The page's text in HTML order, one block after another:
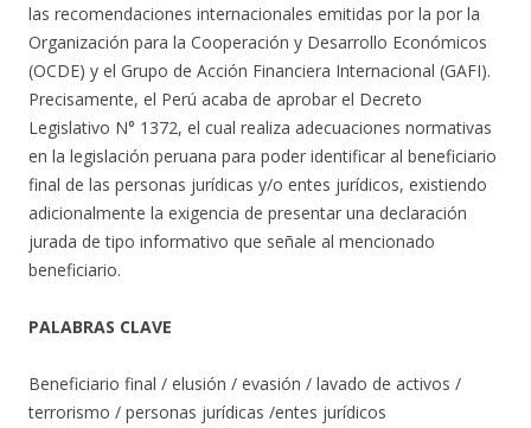
las recomendaciones internacionales emitidas por la por la
Organización para la Cooperación y Desarrollo Económicos
(OCDE) y el Grupo de Acción Financiera Internacional (GAFI).
Precisamente, el Perú acaba de aprobar el Decreto
Legislativo N° 1372, el cual realiza adecuaciones normativas
en la legislación peruana para poder identificar al beneficiario
final de las personas jurídicas y/o entes jurídicos, existiendo
adicionalmente la exigencia de presentar una declaración
jurada de tipo informativo que señale al mencionado
beneficiario.
PALABRAS CLAVE
Beneficiario final / elusión / evasión / lavado de activos /
terrorismo / personas jurídicas /entes jurídicos